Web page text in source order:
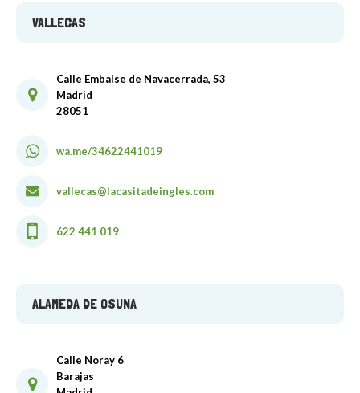
VALLECAS
Calle Embalse de Navacerrada, 53
Madrid
28051
wa.me/34622441019
vallecas@lacasitadeingles.com
622 441 019
ALAMEDA DE OSUNA
Calle Noray 6
Barajas